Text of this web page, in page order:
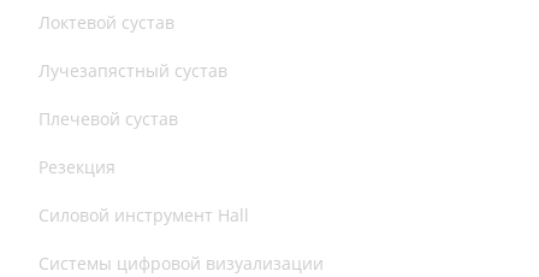
Локтевой сустав
Лучезапястный сустав
Плечевой сустав
Резекция
Силовой инструмент Hall
Системы цифровой визуализации